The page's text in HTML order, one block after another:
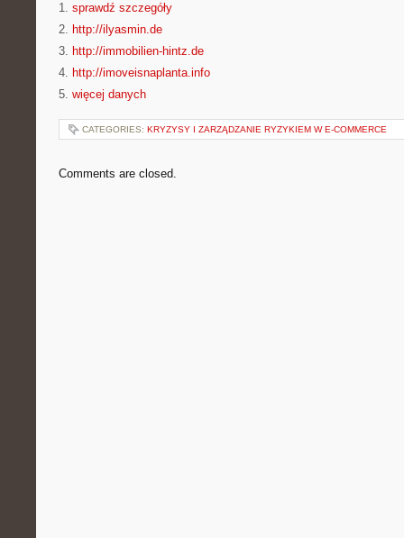
1. sprawdź szczegóły
2. http://ilyasmin.de
3. http://immobilien-hintz.de
4. http://imoveisnaplanta.info
5. więcej danych
CATEGORIES: KRYZYSY I ZARZĄDZANIE RYZYKIEM W E-COMMERCE
Comments are closed.